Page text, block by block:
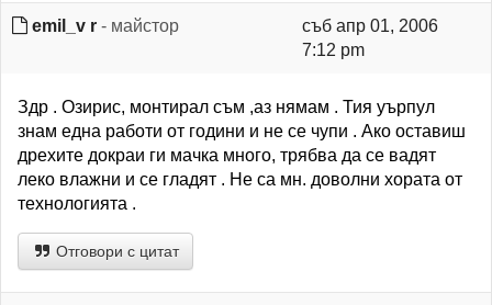
emil_v r - майстор
съб апр 01, 2006
7:12 pm
Здр . Озирис, монтирал съм ,аз нямам . Тия уърпул
знам една работи от години и не се чупи . Ако оставиш
дрехите докраи ги мачка много, трябва да се вадят
леко влажни и се гладят . Не са мн. доволни хората от
технологията .
Отговори с цитат